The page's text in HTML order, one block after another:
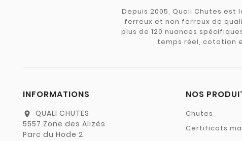
Depuis 2005, Quali Chutes
ferreux et non ferreux de
plus de 120 nuances
temps réel, cotation
INFORMATIONS
location_on
QUALI CHUTES
5557 Zone des Alizés
Parc du Hode 2
NOS
Chutes
Certificats